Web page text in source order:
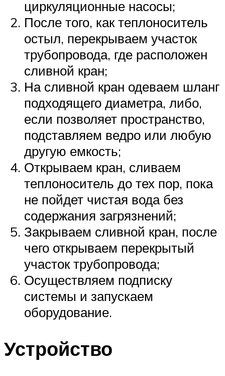
циркуляционные насосы;
После того, как теплоноситель
остыл, перекрываем участок
трубопровода, где расположен
сливной кран;
На сливной кран одеваем шланг
подходящего диаметра, либо,
если позволяет пространство,
подставляем ведро или любую
другую емкость;
Открываем кран, сливаем
теплоноситель до тех пор, пока
не пойдет чистая вода без
содержания загрязнений;
Закрываем сливной кран, после
чего открываем перекрытый
участок трубопровода;
Осуществляем подписку
системы и запускаем
оборудование.
Устройство